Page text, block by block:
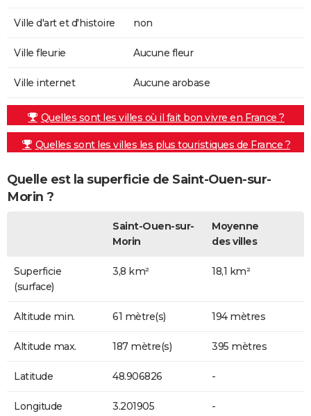
Ville d'art et d'histoire non
Ville fleurie Aucune fleur
Ville internet Aucune arobase
Quelles sont les villes où il fait bon vivre en France ?
Quelles sont les villes les plus touristiques de France ?
Quelle est la superficie de Saint-Ouen-sur-
Morin ?
Saint-Ouen-sur-
Morin
Moyenne
des villes
Superficie
(surface)
3,8 km² 18,1 km²
Altitude min. 61 mètre(s) 194 mètres
Altitude max. 187 mètre(s) 395 mètres
Latitude 48.906826 -
Longitude 3.201905 -